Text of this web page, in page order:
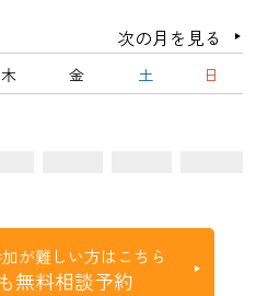
次の月を見る
木 金 土 日
が難しい方はこちら
無料相談予約